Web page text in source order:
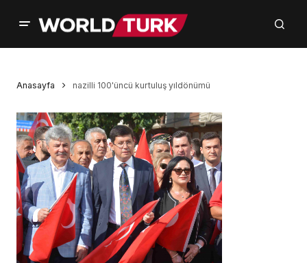
Anasayfa nazilli 100'üncü kurtuluş yıldönümü